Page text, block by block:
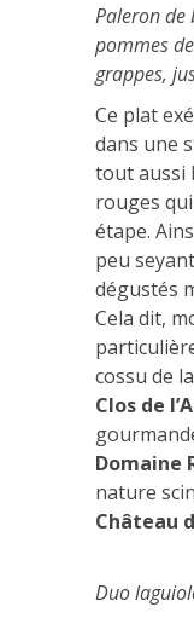
Paleron
pommes
grappes,
Ce plat
dans une
tout aussi
rouges
étape.
peu
dégustés
Cela dit,
cossu de
Clos de
Domaine
nature
Château
Duo